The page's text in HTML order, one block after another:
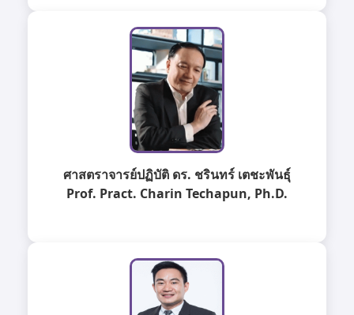
ศาสตราจารย์ปฏิบัติ ดร. ชรินทร์ เตชะพันธุ์
Prof. Pract. Charin Techapun, Ph.D.